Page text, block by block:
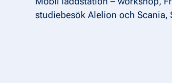
studiebesök Alelion och Scania,